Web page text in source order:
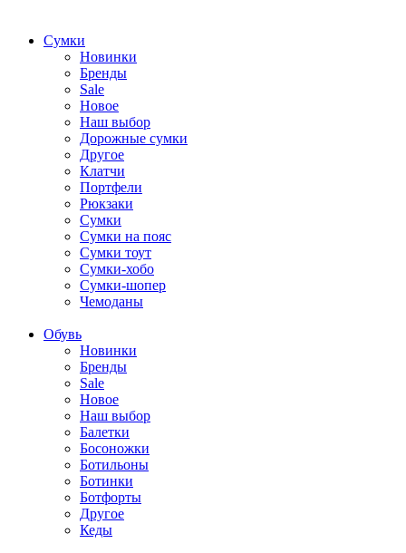
Cумки
Новинки
Бренды
Sale
Новое
Наш выбор
Дорожные сумки
Другое
Клатчи
Портфели
Рюкзаки
Сумки
Сумки на пояс
Сумки тоут
Сумки-хобо
Сумки-шопер
Чемоданы
Обувь
Новинки
Бренды
Sale
Новое
Наш выбор
Балетки
Босоножки
Ботильоны
Ботинки
Ботфорты
Другое
Кеды